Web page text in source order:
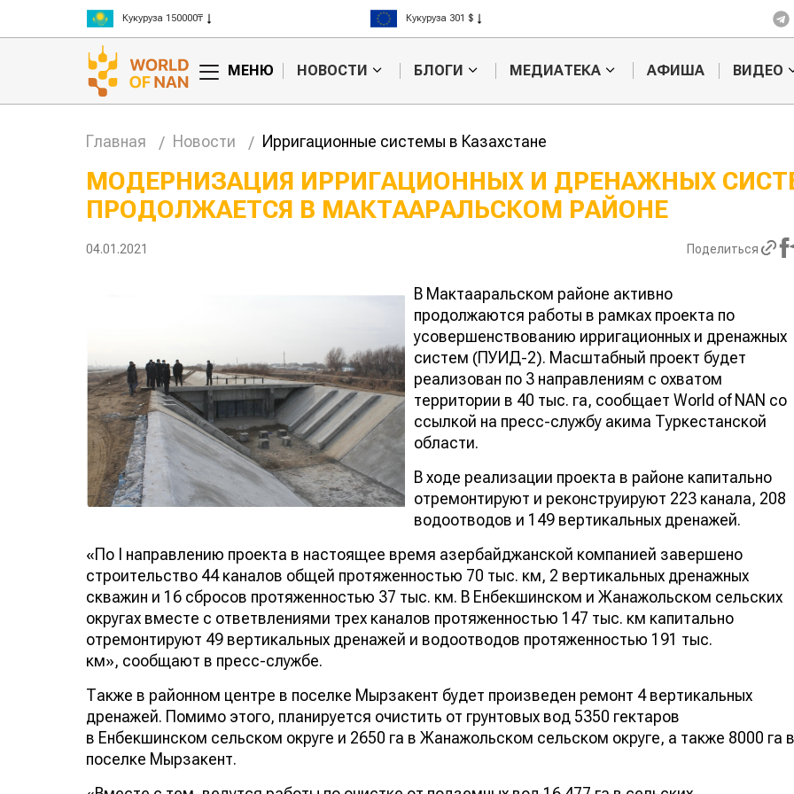
Кукуруза 150000₸
Рис 300000₸
Пшеница 3 класс 125000₸
Кукуруза 301 $
Рис 408 $
МЕНЮ НОВОСТИ БЛОГИ МЕДИАТЕКА АФИША ВИДЕО
Главная Новости Ирригационные системы в Казахстане
МОДЕРНИЗАЦИЯ ИРРИГАЦИОННЫХ И ДРЕНАЖНЫХ
ПРОДОЛЖАЕТСЯ В МАКТААРАЛЬСКОМ РАЙОНЕ
04.01.2021 Поделиться
В Мактааральском районе активно
продолжаются работы в рамках проекта по
усовершенствованию ирригационных и дренажных
систем (ПУИД-2). Масштабный проект будет
реализован по 3 направлениям с охватом
территории в 40 тыс. га, сообщает World of NAN со
ссылкой на пресс-службу акима Туркестанской
области.
В ходе реализации проекта в районе капитально
отремонтируют и реконструируют 223 канала, 208
водоотводов и 149 вертикальных дренажей.
«По I направлению проекта в настоящее время азербайджанской компанией завершено
строительство 44 каналов общей протяженностью 70 тыс. км, 2 вертикальных дренажных
скважин и 16 сбросов протяженностью 37 тыс. км. В Енбекшинском и Жанажольском сельских
округах вместе с ответвлениями трех каналов протяженностью 147 тыс. км капитально
отремонтируют 49 вертикальных дренажей и водоотводов протяженностью 191 тыс.
км», сообщают в пресс-службе.
Также в районном центре в поселке Мырзакент будет произведен ремонт 4 вертикальных
дренажей. Помимо этого, планируется очистить от грунтовых вод 5350 гектаров
в Енбекшинском сельском округе и 2650 га в Жанажольском сельском округе, а также 8000 га в
поселке Мырзакент.
Казахстанские
фермеры заработали $35 млн на
экспорте чечевицы
Жара в Китае может
используют